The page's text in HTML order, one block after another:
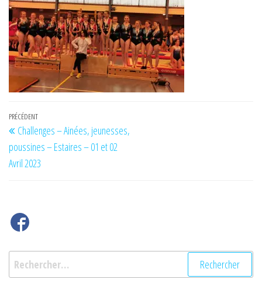
Navigation
de
l’article
Article
précédent
PRÉCÉDENT
Challenges – Ainées, jeunesses,
poussines – Estaires – 01 et 02
Avril 2023
Rechercher :